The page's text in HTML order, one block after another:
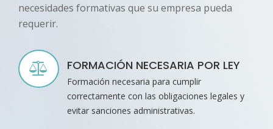
necesidades formativas que su empresa pueda
requerir.
FORMACIÓN NECESARIA POR LEY
Formación necesaria para cumplir
correctamente con las obligaciones legales y
evitar sanciones administrativas.